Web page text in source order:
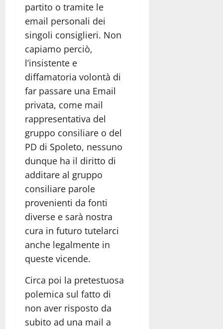
partito o tramite le
email personali dei
singoli consiglieri. Non
capiamo perciò,
l’insistente e
diffamatoria volontà di
far passare una Email
privata, come mail
rappresentativa del
gruppo consiliare o del
PD di Spoleto, nessuno
dunque ha il diritto di
additare al gruppo
consiliare parole
provenienti da fonti
diverse e sarà nostra
cura in futuro tutelarci
anche legalmente in
queste vicende.
Circa poi la pretestuosa
polemica sul fatto di
non aver risposto da
subito ad una mail a